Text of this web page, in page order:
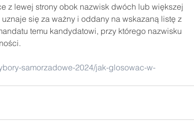
z lewej strony obok nazwisk dwóch lub większej
się za ważny i oddany na wskazaną listę z
temu kandydatowi, przy którego nazwisku
samorzadowe-2024/jak-glosowac-w-